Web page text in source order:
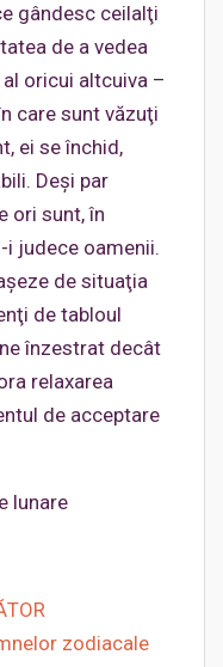
gândesc ceilalţi
de a vedea
oricui altcuiva –
care sunt văzuţi
ei se închid,
Deşi par
ori sunt, în
i judece oamenii.
de situaţia
de tabloul
înzestrat decât
relaxarea
de acceptare
lunare
zodiacale